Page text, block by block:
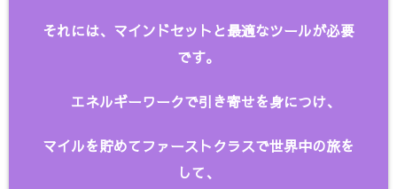
それには、マインドセットと最適なツールが必要
です。
エネルギーワークで引き寄せを身につけ、
マイルを貯めてファーストクラスで世界中の旅を
して、